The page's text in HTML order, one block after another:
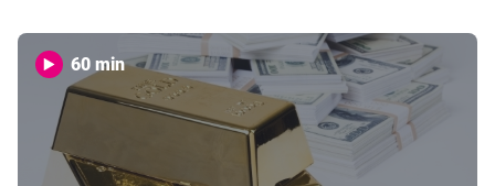
60 min